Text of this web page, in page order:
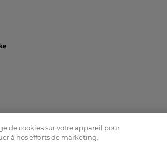
de cookies sur votre appareil pour
à nos efforts de marketing.